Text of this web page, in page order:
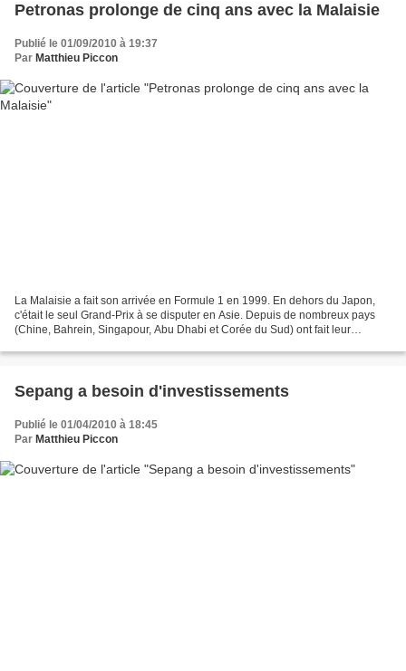
Petronas prolonge de cinq ans avec la Malaisie
Publié le 01/09/2010 à 19:37
Par Matthieu Piccon
La Malaisie a fait son arrivée en Formule 1 en 1999. En dehors du Japon,
c'était le seul Grand-Prix à se disputer en Asie. Depuis de nombreux pays
(Chine, Bahrein, Singapour, Abu Dhabi et Corée du Sud) ont fait leur
Sepang a besoin d'investissements
Publié le 01/04/2010 à 18:45
Par Matthieu Piccon